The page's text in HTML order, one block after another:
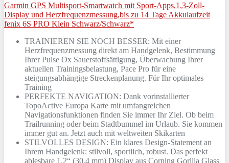
Garmin GPS Multisport-Smartwatch mit Sport-Apps,1,3-Zoll-
Display und Herzfrequenzmessung,bis zu 14 Tage Akkulaufzeit
fenix 6S PRO Klein Schwarz/Schwarz*
TRAINIEREN SIE NOCH BESSER: Mit einer
Herzfrequenzmessung direkt am Handgelenk, Bestimmung
Ihrer Pulse Ox Sauerstoffsättigung, Überwachung Ihrer
aktuellen Trainingsbelastung, Pace Pro für eine
steigungsabhängige Streckenplanung. Für Ihr optimales
Training
PERFEKTE NAVIGATION: Dank vorinstallierter
TopoActive Europa Karte mit umfangreichen
Navigationsfunktionen finden Sie immer Ihr Ziel. Ob beim
Trailrunning oder beim Stadtbummel im Urlaub. Sie kommen
immer gut an. Jetzt auch mit weltweiten Skikarten
STILVOLLES DESIGN: Ein klares Design-Statement an
Ihrem Handgelenk: stilvoll, sportlich, robust. Das perfekt
ablesbare 1,2“ (30,4 mm) Display aus Corning Gorilla Glass